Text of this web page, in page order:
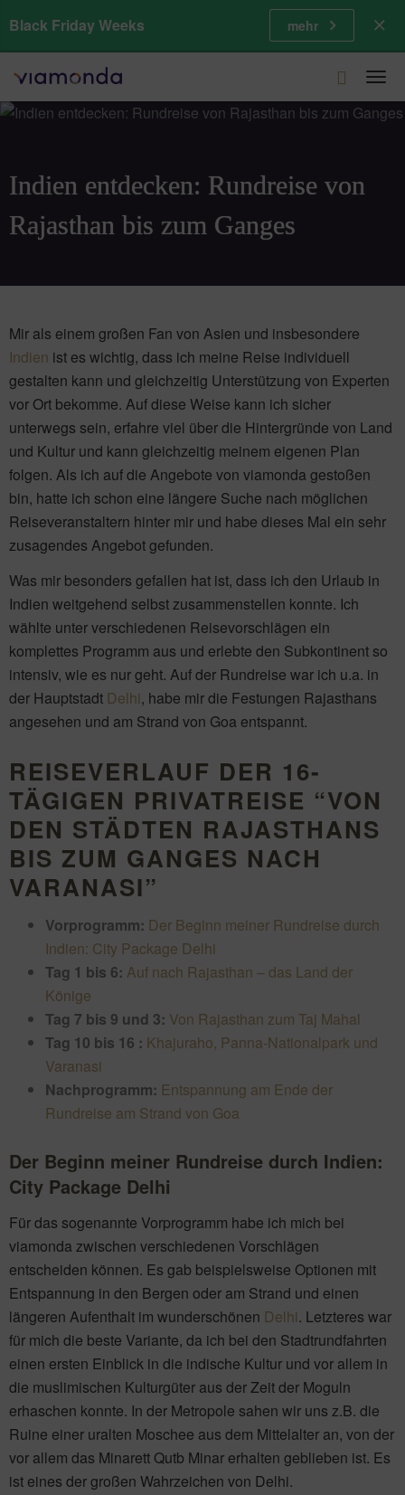
Black Friday Weeks mehr
Indien entdecken: Rundreise von
Rajasthan bis zum Ganges
Mir als einem großen Fan von Asien und insbesondere
Indien ist es wichtig, dass ich meine Reise individuell
gestalten kann und gleichzeitig Unterstützung von Experten
vor Ort bekomme. Auf diese Weise kann ich sicher
unterwegs sein, erfahre viel über die Hintergründe von Land
und Kultur und kann gleichzeitig meinem eigenen Plan
folgen. Als ich auf die Angebote von viamonda gestoßen
bin, hatte ich schon eine längere Suche nach möglichen
Reiseveranstaltern hinter mir und habe dieses Mal ein sehr
zusagendes Angebot gefunden.
Was mir besonders gefallen hat ist, dass ich den Urlaub in
Indien weitgehend selbst zusammenstellen konnte. Ich
wählte unter verschiedenen Reisevorschlägen ein
komplettes Programm aus und erlebte den Subkontinent so
intensiv, wie es nur geht. Auf der Rundreise war ich u.a. in
der Hauptstadt Delhi, habe mir die Festungen Rajasthans
angesehen und am Strand von Goa entspannt.
REISEVERLAUF DER 16-
TÄGIGEN PRIVATREISE “VON
DEN STÄDTEN RAJASTHANS
BIS ZUM GANGES NACH
VARANASI”
Vorprogramm: Der Beginn meiner Rundreise durch
Indien: City Package Delhi
Tag 1 bis 6: Auf nach Rajasthan – das Land der
Könige
Tag 7 bis 9 und 3: Von Rajasthan zum Taj Mahal
Tag 10 bis 16 : Khajuraho, Panna-Nationalpark und
Varanasi
Nachprogramm: Entspannung am Ende der
Rundreise am Strand von Goa
Der Beginn meiner Rundreise durch Indien:
City Package Delhi
Für das sogenannte Vorprogramm habe ich mich bei
viamonda zwischen verschiedenen Vorschlägen
entscheiden können. Es gab beispielsweise Optionen mit
Entspannung in den Bergen oder am Strand und einen
längeren Aufenthalt im wunderschönen Delhi. Letzteres war
für mich die beste Variante, da ich bei den Stadtrundfahrten
einen ersten Einblick in die indische Kultur und vor allem in
die muslimischen Kulturgüter aus der Zeit der Moguln
erhaschen konnte. In der Metropole sahen wir uns z.B. die
Ruine einer uralten Moschee aus dem Mittelalter an, von der
vor allem das Minarett Qutb Minar erhalten geblieben ist. Es
ist eines der großen Wahrzeichen von Delhi.